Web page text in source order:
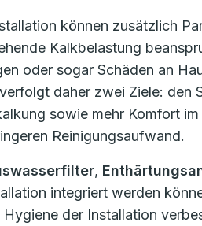
können zusätzlich
Kalkbelastung
oder sogar Schäden an
daher zwei Ziele: den
sowie mehr Komfort
Reinigungsaufwand.
,
integriert werden
der Installation